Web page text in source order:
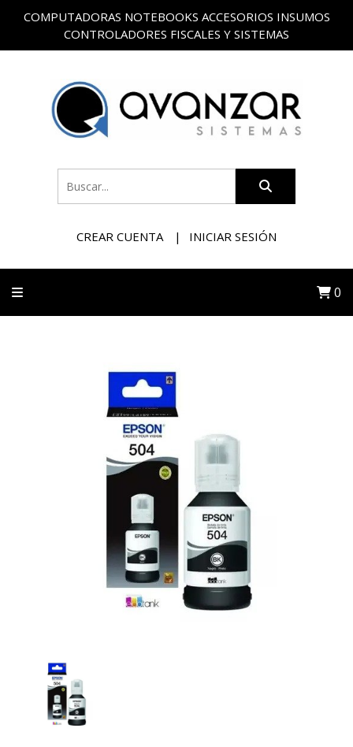
COMPUTADORAS NOTEBOOKS ACCESORIOS INSUMOS
CONTROLADORES FISCALES Y SISTEMAS
CREAR CUENTA INICIAR SESIÓN
0